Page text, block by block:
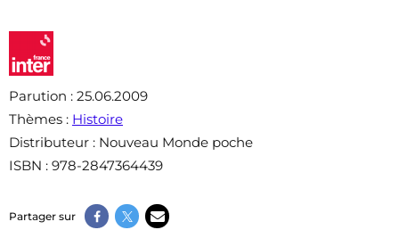
Parution : 25.06.2009
Thèmes : Histoire
Distributeur : Nouveau Monde poche
ISBN : 978-2847364439
Partager sur